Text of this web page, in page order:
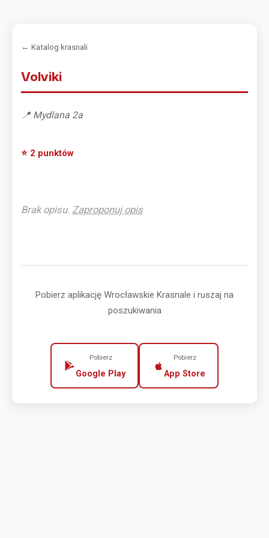
← Katalog krasnali
Volviki
📍 Mydlana 2a
⭐ 2 punktów
Brak opisu. Zaproponuj opis
Pobierz aplikację Wrocławskie Krasnale i ruszaj na
poszukiwania
Pobierz
Google Play
Pobierz
App Store